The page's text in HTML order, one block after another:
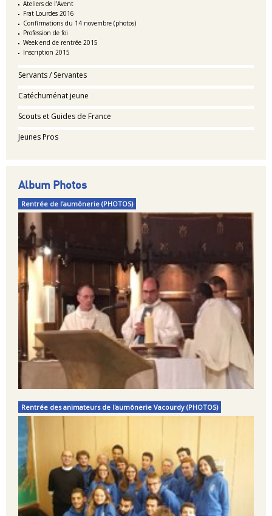
Ateliers de l'Avent
Frat Lourdes 2016
Confirmations du 14 novembre (photos)
Profession de foi
Week end de rentrée 2015
Inscription 2015
Servants / Servantes
Catéchuménat jeune
Scouts et Guides de France
Jeunes Pros
Album Photos
Rentrée de l'aumônerie (PHOTOS)
Rentrée des animateurs de l'aumônerie Vacourdy (PHOTOS)